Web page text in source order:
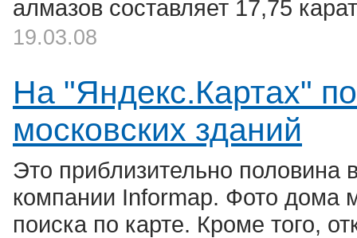
алмазов составляет 17,75
19.03.08
На "Яндекс.Картах"
московских зданий
Это приблизительно
компании Informap. Фото дома
поиска по карте. Кроме того,